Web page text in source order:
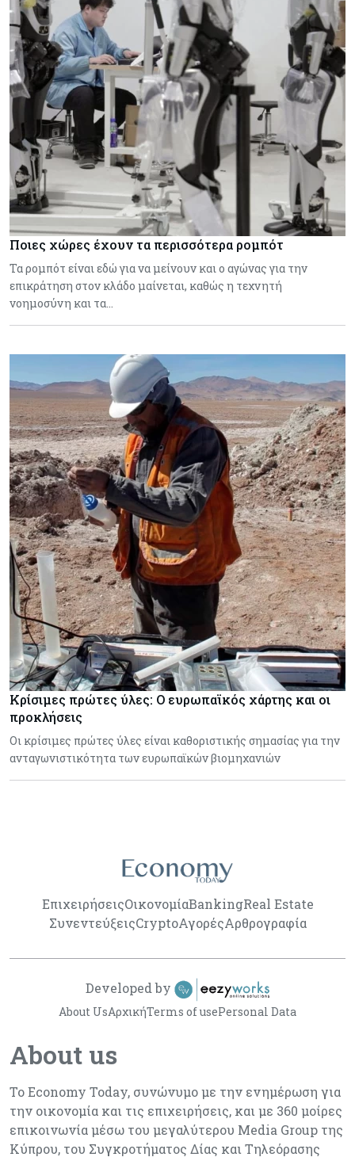
Ποιες χώρες έχουν τα περισσότερα ρομπότ
Τα ρομπότ είναι εδώ για να μείνουν και ο αγώνας για την
επικράτηση στον κλάδο μαίνεται, καθώς η τεχνητή
νοημοσύνη και τα…
Κρίσιμες πρώτες ύλες: Ο ευρωπαϊκός χάρτης και οι
προκλήσεις
Οι κρίσιμες πρώτες ύλες είναι καθοριστικής σημασίας για την
ανταγωνιστικότητα των ευρωπαϊκών βιομηχανιών
ΕπιχειρήσειςΟικονομίαBankingReal Estate
ΣυνεντεύξειςCryptoΑγορέςΑρθρογραφία
About us
Το Economy Today, συνώνυμο με την ενημέρωση για
την οικονομία και τις επιχειρήσεις, και με 360 μοίρες
επικοινωνία μέσω του μεγαλύτερου Media Group της
Κύπρου, του Συγκροτήματος Δίας και Τηλεόρασης
About UsΑρχικήTerms of usePersonal Data
Developed by